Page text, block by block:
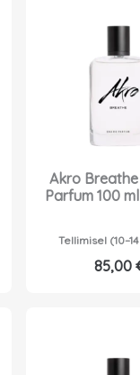
Akro Breathe
Parfum 100
Tellimisel
85,00